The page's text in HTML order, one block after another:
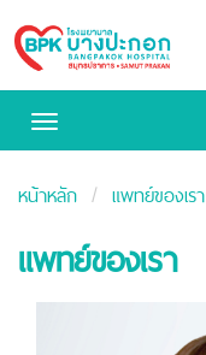
Bangpakok
Hospital
Toggle
หน้าหลัก แพทย์ของเรา
แพทย์ของเรา